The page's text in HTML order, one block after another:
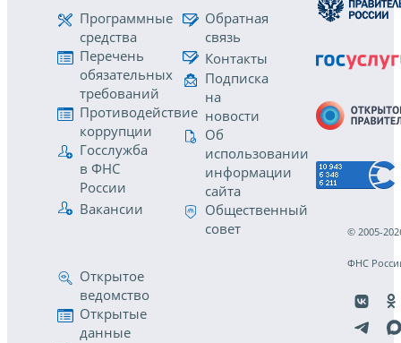
Программные
средства
Перечень
обязательных
требований
Противодействие
коррупции
Госслужба
в ФНС
России
Вакансии
Обратная
связь
Контакты
Подписка
на
новости
Об
использовании
информации
сайта
Общественный
совет
Открытое
ведомство
Открытые
данные
© 2005-
ФНС